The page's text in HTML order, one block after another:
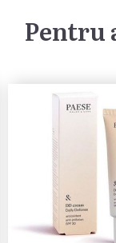
Pentru